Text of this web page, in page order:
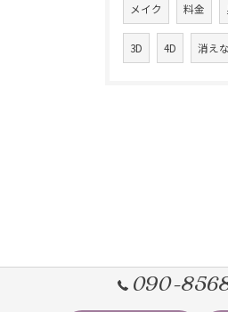
メイク 料金
3D 4D 消え
090-